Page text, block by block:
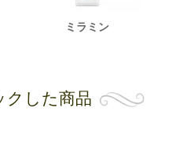
ミラミン
クした商品